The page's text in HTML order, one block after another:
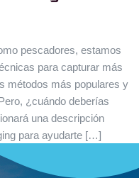
pescadores, estamos
para capturar más
métodos más populares y
¿cuándo deberías
una descripción
para ayudarte […]